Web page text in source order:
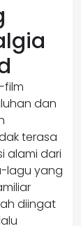
film
dan
terasa
alami dari
lagu yang
diingat